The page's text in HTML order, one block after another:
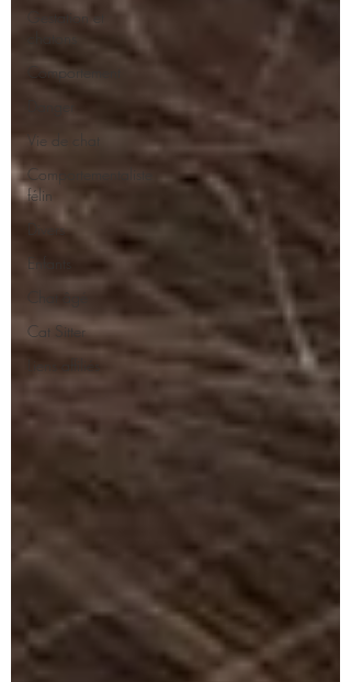
Gestation et
chatons
Comportement
Vie de chat
Comportementaliste
félin
Divers
Enfants
Chat âgé
Cat Sitter
Liens affiliés